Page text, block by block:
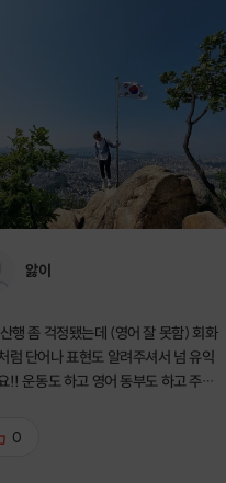
앓이
행 좀 걱정됐는데 (영어 잘 못함) 회화
럼 단어나 표현도 알려주셔서 넘 유익
!! 운동도 하고 영어 동부도 하고 주말
0